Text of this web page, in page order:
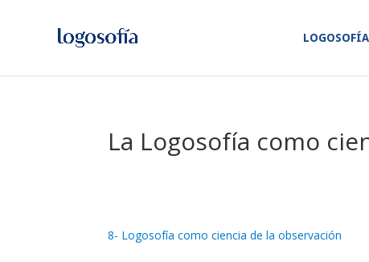
LOGOSOFÍA
La Logosofía como
8- Logosofía como ciencia de la observación